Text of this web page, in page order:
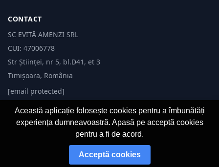
CONTACT
SC EVITĂ AMENZI SRL
CUI: 47006778
Str Științei, nr 5, bl.D41, et 3
Timișoara, România
[email protected]
© 2026 Evită Amenzi. Toate drepturile rezervate. Dezvoltat de
Această aplicație folosește cookies pentru a îmbunătăți
experiența dumneavoastră. Apasă pe acceptă cookies
pentru a fi de acord.
Acceptă cookies